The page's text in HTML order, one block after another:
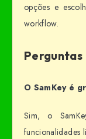
opções e
workflow.
Perguntas
O SamKey é
Sim, o
funcionalidades